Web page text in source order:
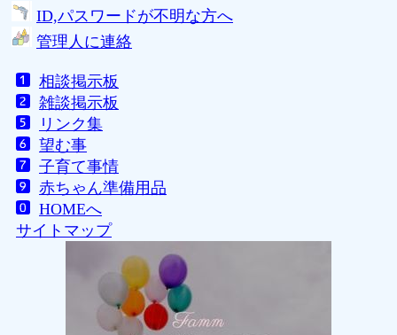
ID,パスワードが不明な方へ
管理人に連絡
相談掲示板
雑談掲示板
リンク集
望む事
子育て事情
赤ちゃん準備用品
HOMEへ
サイトマップ